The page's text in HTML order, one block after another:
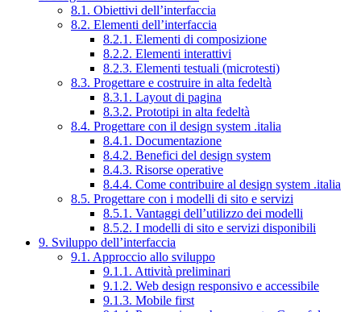
8.1. Obiettivi dell’interfaccia
8.2. Elementi dell’interfaccia
8.2.1. Elementi di composizione
8.2.2. Elementi interattivi
8.2.3. Elementi testuali (microtesti)
8.3. Progettare e costruire in alta fedeltà
8.3.1. Layout di pagina
8.3.2. Prototipi in alta fedeltà
8.4. Progettare con il design system .italia
8.4.1. Documentazione
8.4.2. Benefici del design system
8.4.3. Risorse operative
8.4.4. Come contribuire al design system .italia
8.5. Progettare con i modelli di sito e servizi
8.5.1. Vantaggi dell’utilizzo dei modelli
8.5.2. I modelli di sito e servizi disponibili
9. Sviluppo dell’interfaccia
9.1. Approccio allo sviluppo
9.1.1. Attività preliminari
9.1.2. Web design responsivo e accessibile
9.1.3. Mobile first